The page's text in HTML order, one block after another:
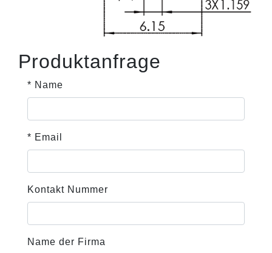
Produktanfrage
* Name
* Email
Kontakt Nummer
Name der Firma